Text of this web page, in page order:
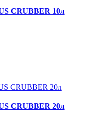
CRUBBER 10л
CRUBBER 20л